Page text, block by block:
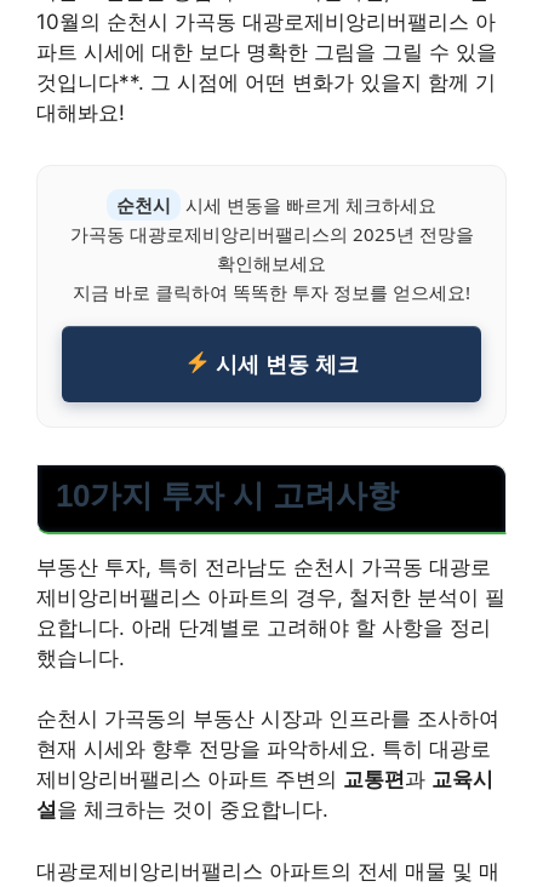
10월의 순천시 가곡동 대광로제비앙리버팰리스 아
파트 시세에 대한 보다 명확한 그림을 그릴 수 있을
것입니다**. 그 시점에 어떤 변화가 있을지 함께 기
대해봐요!
순천시
시세 변동을 빠르게 체크하세요
가곡동 대광로제비앙리버팰리스의 2025년 전망을
확인해보세요
지금 바로 클릭하여 똑똑한 투자 정보를 얻으세요!
시세 변동 체크
10가지 투자 시 고려사항
부동산 투자, 특히 전라남도 순천시 가곡동 대광로
제비앙리버팰리스 아파트의 경우, 철저한 분석이 필
요합니다. 아래 단계별로 고려해야 할 사항을 정리
했습니다.
순천시 가곡동의 부동산 시장과 인프라를 조사하여
현재 시세와 향후 전망을 파악하세요. 특히 대광로
제비앙리버팰리스 아파트 주변의 교통편과 교육시
설을 체크하는 것이 중요합니다.
대광로제비앙리버팰리스 아파트의 전세 매물 및 매